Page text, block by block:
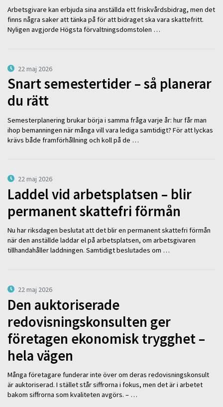
Arbetsgivare kan erbjuda sina anställda ett friskvårdsbidrag, men det
finns några saker att tänka på för att bidraget ska vara skattefritt.
Nyligen avgjorde Högsta förvaltningsdomstolen …
22 maj 2026
Snart semestertider – så planerar
du rätt
Semesterplanering brukar börja i samma fråga varje år: hur får man
ihop bemanningen när många vill vara lediga samtidigt? För att lyckas
krävs både framförhållning och koll på de …
22 maj 2026
Laddel vid arbetsplatsen – blir
permanent skattefri förmån
Nu har riksdagen beslutat att det blir en permanent skattefri förmån
när den anställde laddar el på arbetsplatsen, om arbetsgivaren
tillhandahåller laddningen. Samtidigt beslutades om …
22 maj 2026
Den auktoriserade
redovisningskonsulten ger
företagen ekonomisk trygghet –
hela vägen
Många företagare funderar inte över om deras redovisningskonsult
är auktoriserad. I stället står siffrorna i fokus, men det är i arbetet
bakom siffrorna som kvaliteten avgörs. – …